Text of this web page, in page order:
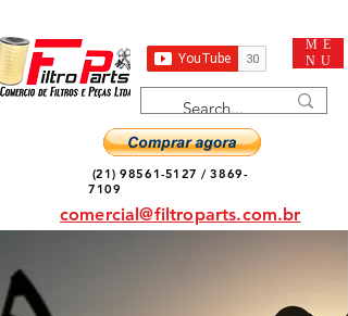
ME
NU
(21) 98561-5127 /3869-
7109
comercial@filtroparts.com.br